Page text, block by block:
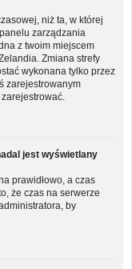
niż ta, w której
zarządzania
z twoim miejscem
Zmiana strefy
wykonana tylko przez
zarejestrowanym
jest wyświetlany
prawidłowo, a czas
że czas na serwerze
by